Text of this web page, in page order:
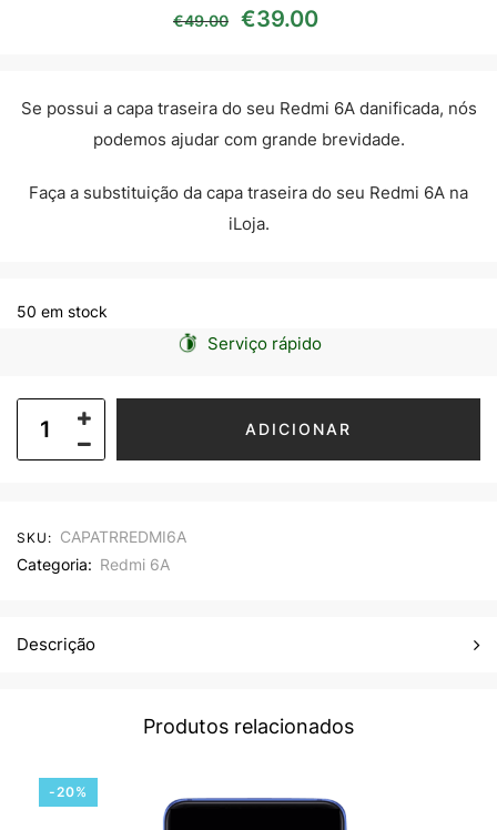
€49.00 O preço original era:
€39.00
Se possui a capa traseira do seu Redmi 6A danificada, nós
podemos ajudar com grande brevidade.
Faça a substituição da capa traseira do seu Redmi 6A na
iLoja.
50 em stock
Serviço rápido
ADICIONAR
SKU: CAPATRREDMI6A
Categoria: Redmi 6A
Descrição
Produtos relacionados
-20%